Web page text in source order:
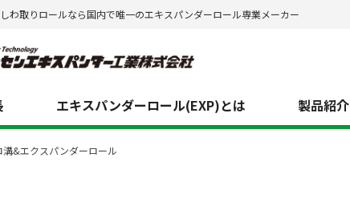
わ取りロールなら国内で唯一のエキスパンダーロール専業メーカー
エキスパンダーロール(EXP)とは 製品紹介
溝&エクスパンダーロール